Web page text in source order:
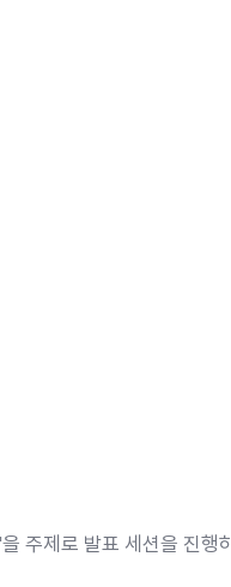
주제로 발표 세션을 진행